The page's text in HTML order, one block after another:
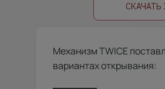
СКАЧАТЬ
Механизм TWICE
вариантах открывания: